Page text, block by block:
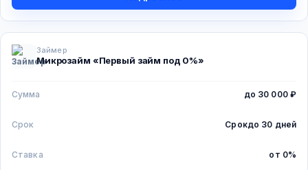
Займер
Микрозайм «Первый займ под 0%»
Сумма до 30 000 ₽
Срок Срокдо 30 дней
Ставка от 0%